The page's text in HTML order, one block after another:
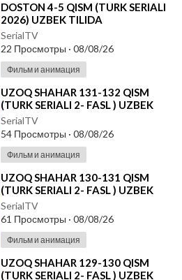
⁣DOSTON 4-5 QISM (TURK SERIALI
2026) UZBEK TILIDA
SerialTV
22 Просмотры · 08/08/26
Фильм и анимация
⁣UZOQ SHAHAR 131-132 QISM
(TURK SERIALI 2- FASL ) UZBEK
TILIDA
SerialTV
54 Просмотры · 08/08/26
Фильм и анимация
⁣UZOQ SHAHAR 130-131 QISM
(TURK SERIALI 2- FASL ) UZBEK
TILIDA
SerialTV
61 Просмотры · 08/08/26
Фильм и анимация
⁣UZOQ SHAHAR 129-130 QISM
(TURK SERIALI 2- FASL ) UZBEK